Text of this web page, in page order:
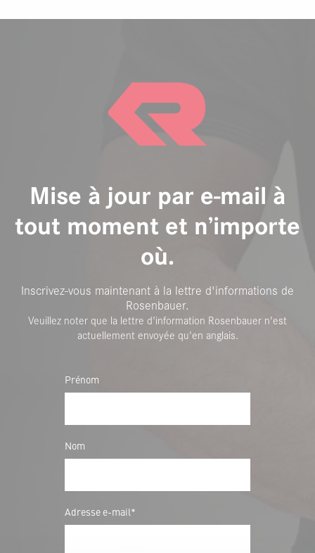
Mise à jour par e-mail à
tout moment et n’importe
où.
Inscrivez-vous maintenant à la lettre d'informations de
Rosenbauer.
Veuillez noter que la lettre d'information Rosenbauer n'est
actuellement envoyée qu'en anglais.
Prénom
Nom
Adresse e-mail*